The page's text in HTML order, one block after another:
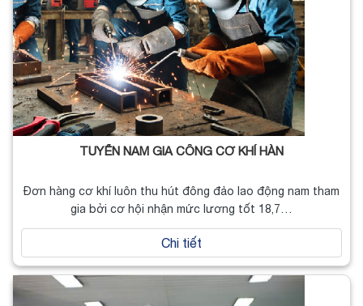
TUYỂN NAM GIA CÔNG CƠ KHÍ HÀN
Đơn hàng cơ khí luôn thu hút đông đảo lao động nam tham
gia bởi cơ hội nhận mức lương tốt 18,7…
Chi tiết